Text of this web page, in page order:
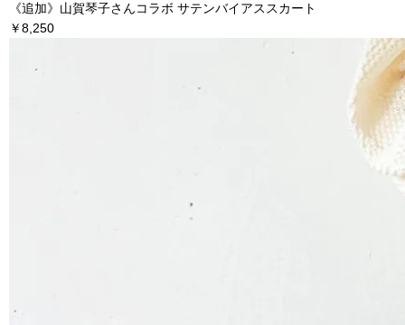
《追加》山賀琴子さんコラボ サテンバイアススカート
￥8,250